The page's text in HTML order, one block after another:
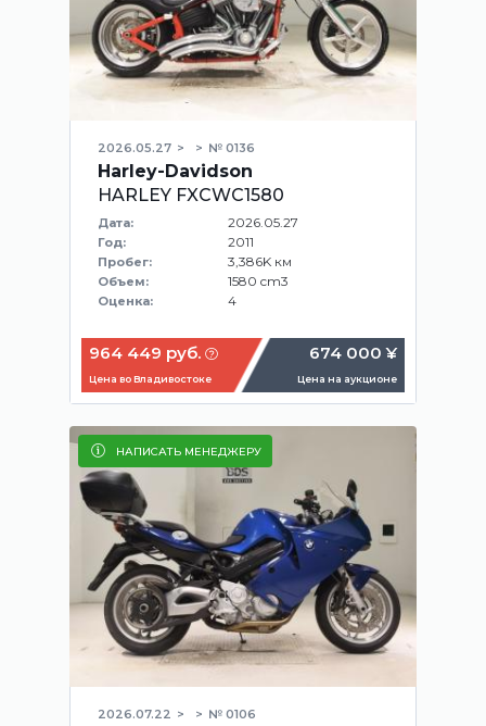
2026.05.27 № 0136
Harley-Davidson
HARLEY FXCWC1580
Дата: 2026.05.27
Год: 2011
Пробег: 3,386K км
Объем: 1580 cm3
Оценка: 4
964 449 руб.
Цена во Владивостоке
674 000 ¥
Цена на аукционе
НАПИСАТЬ МЕНЕДЖЕРУ
2026.07.22 № 0106